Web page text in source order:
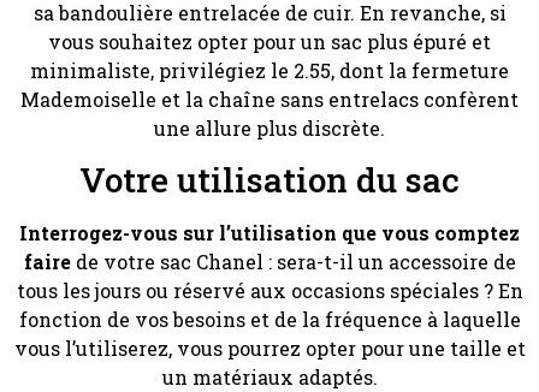
sa bandoulière entrelacée de cuir. En revanche, si
vous souhaitez opter pour un sac plus épuré et
minimaliste, privilégiez le 2.55, dont la fermeture
Mademoiselle et la chaîne sans entrelacs confèrent
une allure plus discrète.
Votre utilisation du sac
Interrogez-vous sur l’utilisation que vous comptez
fairede votre sac Chanel : sera-t-il un accessoire de
tous les jours ou réservé aux occasions spéciales ? En
fonction de vos besoins et de la fréquence à laquelle
vous l’utiliserez, vous pourrez opter pour une taille et
un matériaux adaptés.